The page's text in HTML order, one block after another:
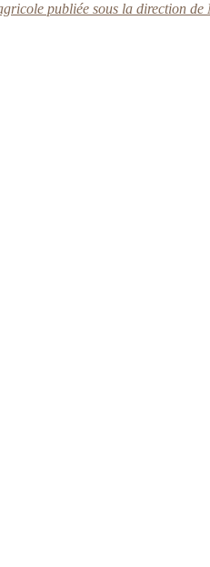
publiée sous la direction